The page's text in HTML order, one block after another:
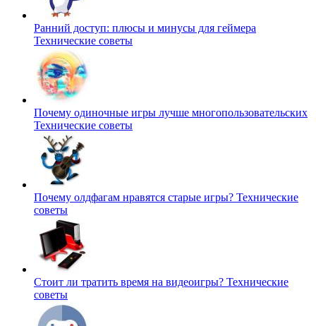
Ранний доступ: плюсы и минусы для геймера
Технические советы
Почему одиночные игры лучше многопользовательских
Технические советы
Почему олдфагам нравятся старые игры? Технические
советы
Стоит ли тратить время на видеоигры? Технические
советы